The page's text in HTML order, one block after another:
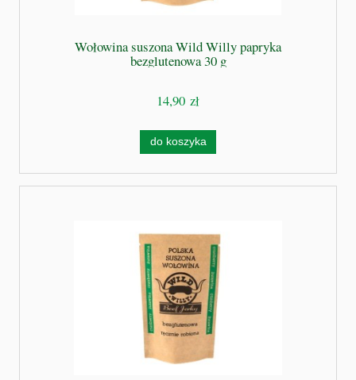
Wołowina suszona Wild Willy papryka
bezglutenowa 30 g
14,90 zł
do koszyka